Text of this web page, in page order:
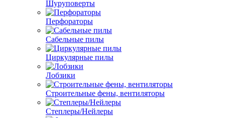
Шуруповерты
Перфораторы
Сабельные пилы
Циркулярные пилы
Лобзики
Строительные фены, вентиляторы
Степлеры/Нейлеры